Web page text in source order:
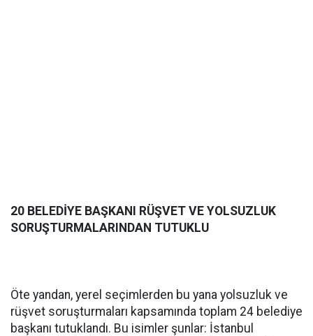
20 BELEDİYE BAŞKANI RÜŞVET VE YOLSUZLUK
SORUŞTURMALARINDAN TUTUKLU
Öte yandan, yerel seçimlerden bu yana yolsuzluk ve
rüşvet soruşturmaları kapsamında toplam 24 belediye
başkanı tutuklandı. Bu isimler şunlar: İstanbul